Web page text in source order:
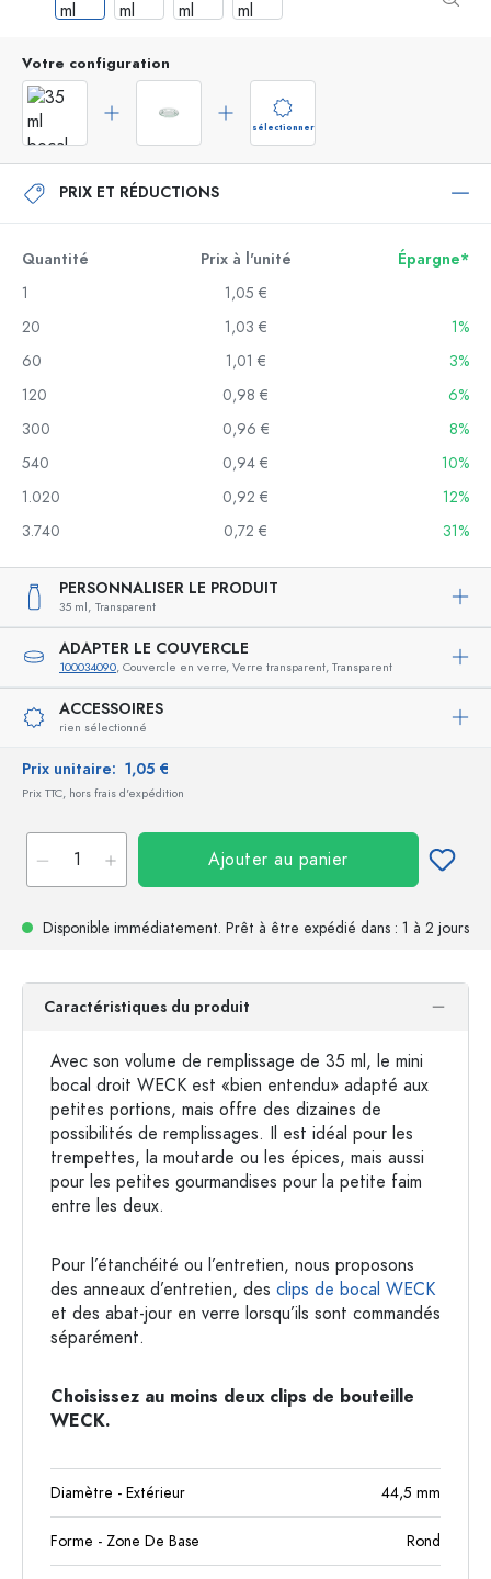
Votre configuration
sélectionner
PRIX ET RÉDUCTIONS
Quantité Prix à l'unité
Épargne*
1
1,05 €
20
1,03 €
1%
60
1,01 €
3%
120
0,98 €
6%
300
0,96 €
8%
540
0,94 €
10%
1.020
0,92 €
12%
3.740
0,72 € 31%
PERSONNALISER LE PRODUIT
35 ml, Transparent
ADAPTER LE COUVERCLE
100034090, Couvercle en verre, Verre transparent, Transparent
ACCESSOIRES
rien sélectionné
Prix unitaire: 1,05 €
Prix TTC, hors frais d'expédition
Ajouter au panier
Disponible immédiatement. Prêt à être expédié dans : 1 à 2 jours
Caractéristiques du produit
Avec son volume de remplissage de 35 ml, le mini
bocal droit WECK est «bien entendu» adapté aux
petites portions, mais offre des dizaines de
possibilités de remplissages. Il est idéal pour les
trempettes, la moutarde ou les épices, mais aussi
pour les petites gourmandises pour la petite faim
entre les deux.
Pour l’étanchéité ou l’entretien, nous proposons
des anneaux d’entretien, des clips de bocal WECK
et des abat-jour en verre lorsqu’ils sont commandés
séparément.
Choisissez au moins deux clips de bouteille
WECK.
Diamètre - Extérieur 44,5 mm
Forme - Zone De Base Rond